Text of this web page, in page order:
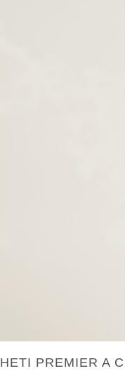
HETI PREMIER A